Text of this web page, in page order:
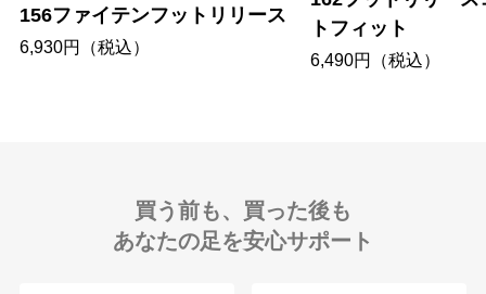
156ファイテンフットリリース
6,930円（税込）
トフィット
6,490円（税込）
買う前も、買った後も
あなたの足を安心サポート